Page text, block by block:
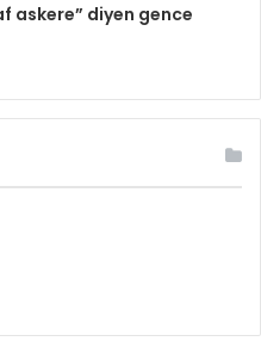
askere” diyen gence